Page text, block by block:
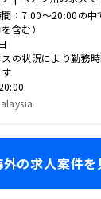
：7:00～20:00の中
含む）
の状況により勤務
外の求人案件を